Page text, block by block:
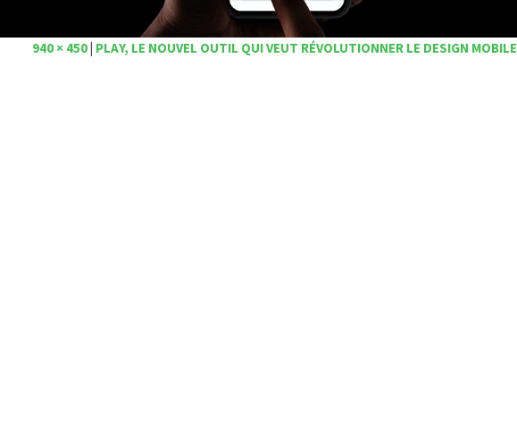
940 × 450 PLAY, LE NOUVEL OUTIL QUI VEUT RÉVOLUTIONNER LE DESIGN MOBILE